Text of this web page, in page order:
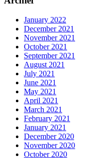
January 2022
December 2021
November 2021
October 2021
September 2021
August 2021
July 2021
June 2021
May 2021
April 2021
March 2021
February 2021
January 2021
December 2020
November 2020
October 2020